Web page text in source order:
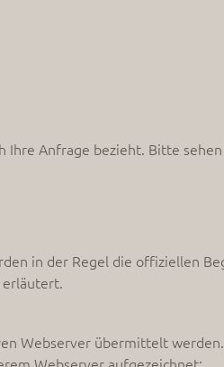
Anfrage bezieht. Bitte sehen
in der Regel die offiziellen
erläutert.
Webserver übermittelt